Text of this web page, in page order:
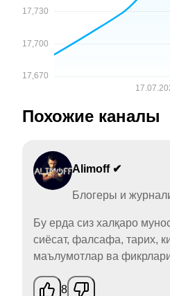
Похожие каналы
Alimoff ✔
Блогеры и
Бу ерда сиз халқаро
сиёсат, фалсафа, тарих,
маълумотлар ва
8